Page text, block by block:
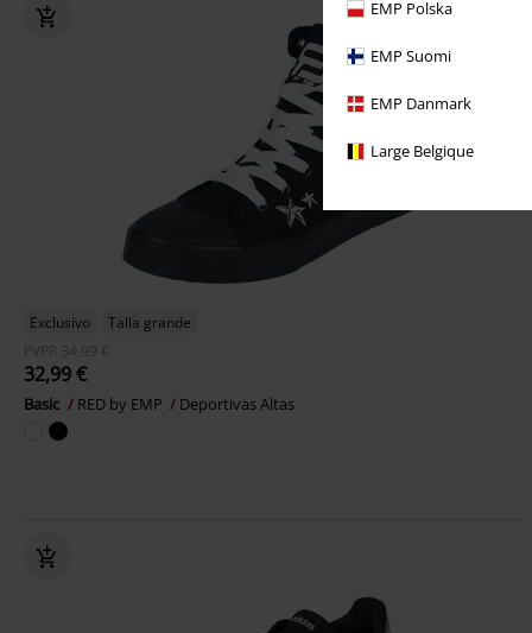
EMP Polska
EMP Suomi
EMP Danmark
Large Belgique
Exclusivo
Talla grande
PVPR 34,99 €
32,99 €
Basic RED by EMP Deportivas Altas